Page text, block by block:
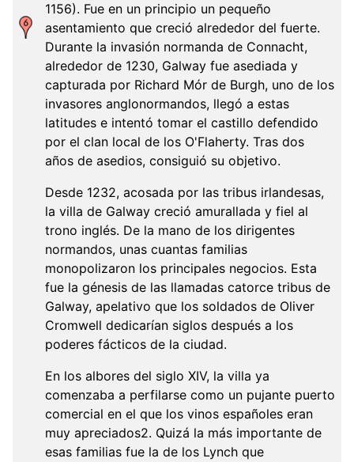
1156). Fue en un principio un pequeño
asentamiento que creció alrededor del fuerte.
Durante la invasión normanda de Connacht,
alrededor de 1230, Galway fue asediada y
capturada por Richard Mór de Burgh, uno de los
invasores anglonormandos, llegó a estas
latitudes e intentó tomar el castillo defendido
por el clan local de los O'Flaherty. Tras dos
años de asedios, consiguió su objetivo.
Desde 1232, acosada por las tribus irlandesas,
la villa de Galway creció amurallada y fiel al
trono inglés. De la mano de los dirigentes
normandos, unas cuantas familias
monopolizaron los principales negocios. Esta
fue la génesis de las llamadas catorce tribus de
Galway, apelativo que los soldados de Oliver
Cromwell dedicarían siglos después a los
poderes fácticos de la ciudad.
En los albores del siglo XIV, la villa ya
comenzaba a perfilarse como un pujante puerto
comercial en el que los vinos españoles eran
muy apreciados2. Quizá la más importante de
esas familias fue la de los Lynch que